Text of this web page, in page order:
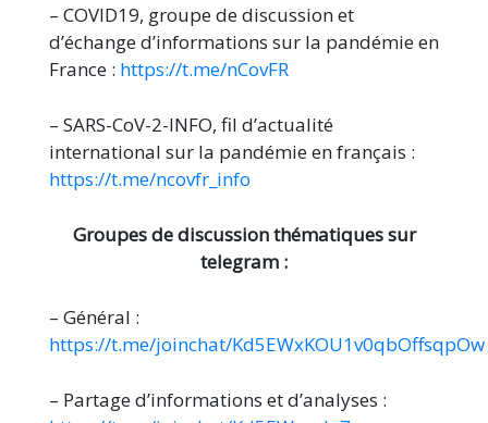
– COVID19, groupe de discussion et
d’échange d’informations sur la pandémie en
France : https://t.me/nCovFR
– SARS-CoV-2-INFO, fil d’actualité
international sur la pandémie en français :
https://t.me/ncovfr_info
Groupes de discussion thématiques sur
telegram :
– Général :
https://t.me/joinchat/Kd5EWxKOU1v0qbOffsqpOw
– Partage d’informations et d’analyses :